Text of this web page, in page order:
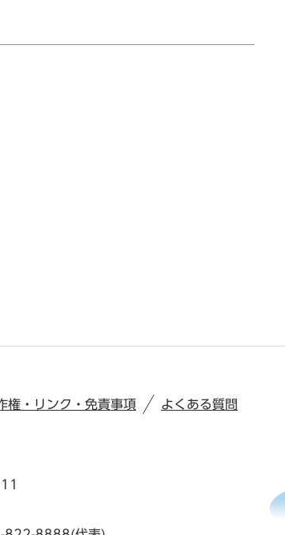
権・リンク・免責事項 よくある質問